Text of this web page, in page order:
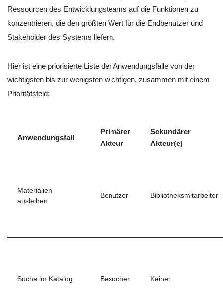
Ressourcen des Entwicklungsteams auf die Funktionen zu
konzentrieren, die den größten Wert für die Endbenutzer und
Stakeholder des Systems liefern.
Hier ist eine priorisierte Liste der Anwendungsfälle von der
wichtigsten bis zur wenigsten wichtigen, zusammen mit einem
Prioritätsfeld:
Anwendungsfall
Primärer
Akteur
Sekundärer
Akteur(e)
Materialien
ausleihen
Benutzer Bibliotheksmitarbeiter
Suche im Katalog Besucher Keiner